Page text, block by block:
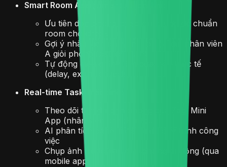
Smart Room Assignment Algorithm:
Ưu tiên dọn phòng checkout trước để chuẩn
room cho check-in
Gợi ý nhân viên chuyên môn (ví dụ: nhân viên
A giỏi phòng Deluxe Suite)
Tự động điều chỉnh lịch dựa trên thực tế
(delay, extra requests)
Real-time Task Tracking:
Theo dõi tiến độ dọn phòng qua Zalo Mini
App (nhân viên check-in/out)
AI phân tích pattern để tối ưu quy trình công
việc
Chụp ảnh trước/sau dọn phòng tự động (qua
mobile app)